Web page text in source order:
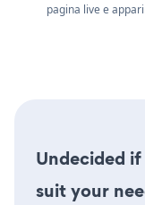
pagina live e
Undecided
suit your